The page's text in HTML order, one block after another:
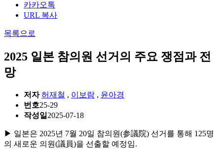
카카오톡
URL 복사
목록으로
2025 일본 참의원 선거의 주요 쟁점과 전
망
저자 허재철 , 이보람 , 윤아경
번호25-29
작성일 2025-07-18
▶ 일본은 2025년 7월 20일 참의원(参議院) 선거를 통해 125명
의 새로운 의원(議員)을 선출할 예정임.